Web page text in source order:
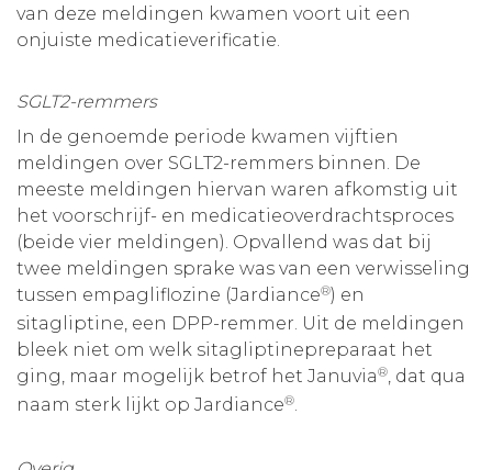
van deze meldingen kwamen voort uit een
onjuiste medicatieverificatie.
SGLT2-remmers
In de genoemde periode kwamen vijftien
meldingen over SGLT2-remmers binnen. De
meeste meldingen hiervan waren afkomstig uit
het voorschrijf- en medicatieoverdrachtsproces
(beide vier meldingen). Opvallend was dat bij
twee meldingen sprake was van een verwisseling
tussen empagliflozine (Jardiance®) en
sitagliptine, een DPP-remmer. Uit de meldingen
bleek niet om welk sitagliptinepreparaat het
ging, maar mogelijk betrof het Januvia®, dat qua
naam sterk lijkt op Jardiance®.